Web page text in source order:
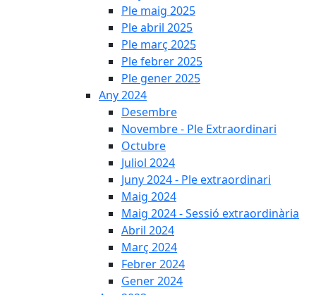
Ple maig 2025
Ple abril 2025
Ple març 2025
Ple febrer 2025
Ple gener 2025
Any 2024
Desembre
Novembre - Ple Extraordinari
Octubre
Juliol 2024
Juny 2024 - Ple extraordinari
Maig 2024
Maig 2024 - Sessió extraordinària
Abril 2024
Març 2024
Febrer 2024
Gener 2024